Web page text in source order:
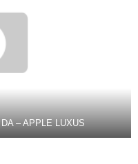
– APPLE LUXUS